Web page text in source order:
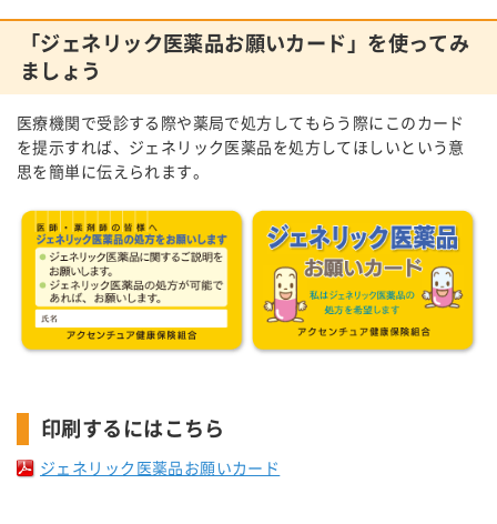
「ジェネリック医薬品お願いカード」を使ってみ
ましょう
医療機関で受診する際や薬局で処方してもらう際にこのカード
を提示すれば、ジェネリック医薬品を処方してほしいという意
思を簡単に伝えられます。
印刷するにはこちら
ジェネリック医薬品お願いカード